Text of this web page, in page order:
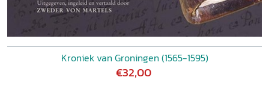
Kroniek van Groningen (1565-1595)
€32,00